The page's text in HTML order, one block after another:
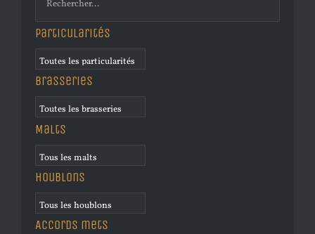
Particularités
Brasseries
Malts
Houblons
Accords mets